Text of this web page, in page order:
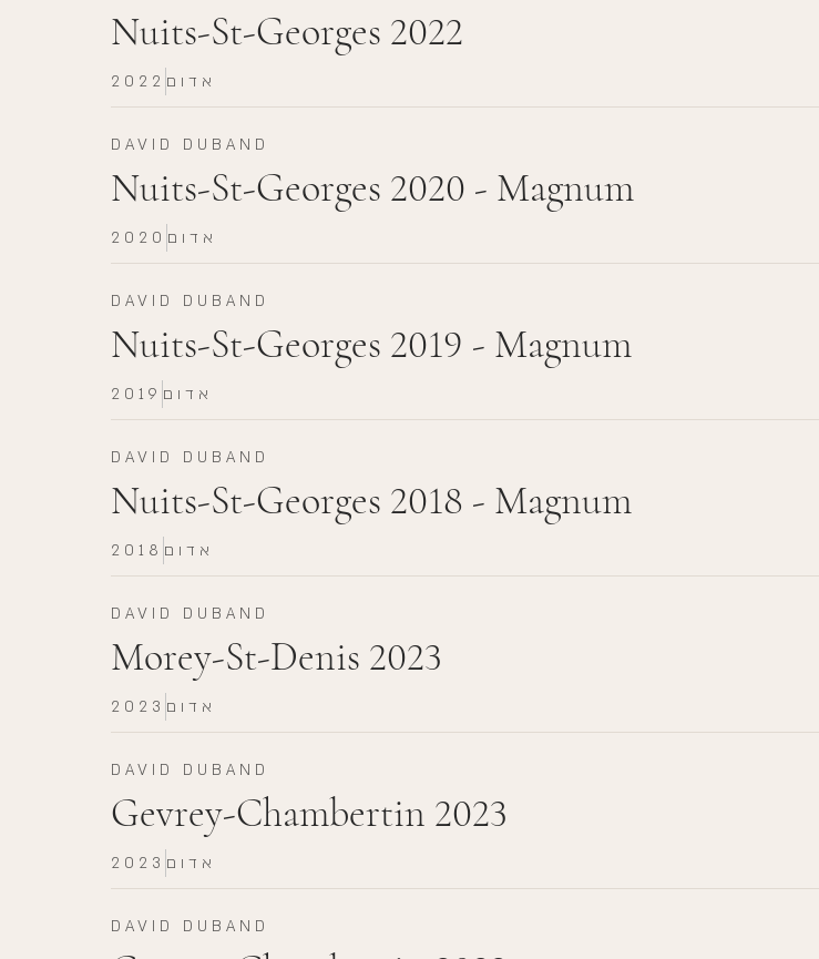
Nuits-St-Georges 2022
2022 אדום
DAVID DUBAND
Nuits-St-Georges 2020 - Magnum
2020 אדום
DAVID DUBAND
Nuits-St-Georges 2019 - Magnum
2019 אדום
DAVID DUBAND
Nuits-St-Georges 2018 - Magnum
2018 אדום
DAVID DUBAND
Morey-St-Denis 2023
2023 אדום
DAVID DUBAND
Gevrey-Chambertin 2023
2023 אדום
DAVID DUBAND